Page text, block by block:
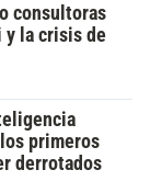
consultoras
la crisis de
primeros
derrotados